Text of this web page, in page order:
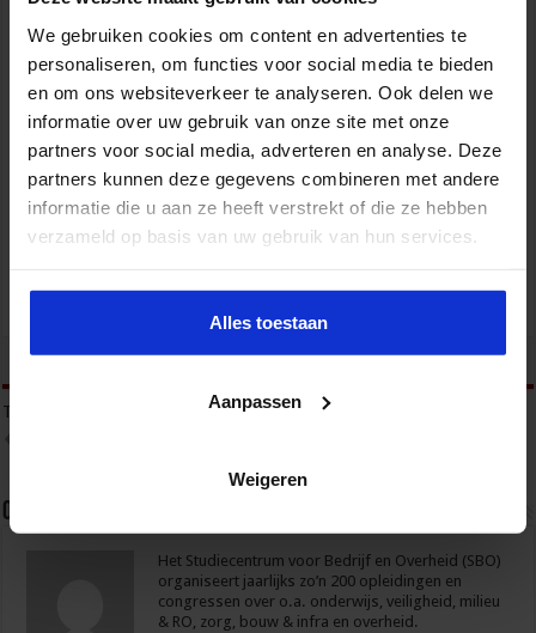
We gebruiken cookies om content en advertenties te
personaliseren, om functies voor social media te bieden
en om ons websiteverkeer te analyseren. Ook delen we
informatie over uw gebruik van onze site met onze
partners voor social media, adverteren en analyse. Deze
partners kunnen deze gegevens combineren met andere
informatie die u aan ze heeft verstrekt of die ze hebben
verzameld op basis van uw gebruik van hun services.
Alles toestaan
Aanpassen
Weigeren
Gebouwbeheer en veiligheid
VEILIGHEID
tweet
Tags
VEILIG WERKEN
Over sbo
Het Studiecentrum voor Bedrijf en Overheid (SBO)
organiseert jaarlijks zo’n 200 opleidingen en
congressen over o.a. onderwijs, veiligheid, milieu
& RO, zorg, bouw & infra en overheid.